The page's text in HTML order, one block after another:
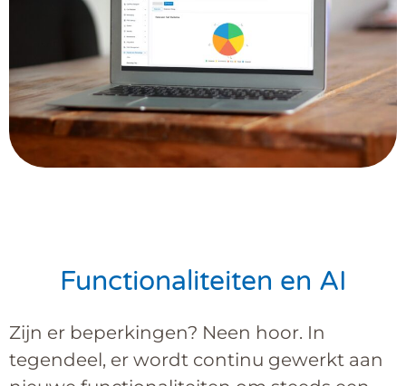
Functionaliteiten en AI
Zijn er beperkingen? Neen hoor. In
tegendeel, er wordt continu gewerkt aan